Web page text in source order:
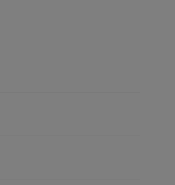
voor Schermtype
voor Ultra HD of HD